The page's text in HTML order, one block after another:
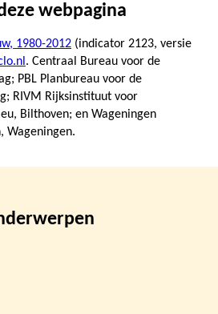
webpagina
1980-2012 (indicator 2123, versie
. Centraal Bureau voor de
PBL Planbureau voor de
RIVM Rijksinstituut voor
Bilthoven; en Wageningen
Wageningen.